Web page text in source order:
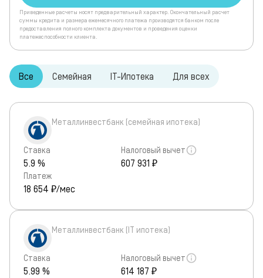
Приведенные расчеты носят предварительный характер. Окончательный расчет
суммы кредита и размера ежемесячного платежа производятся банком после
предоставления полного комплекта документов и проведения оценки
платежеспособности клиента.
Все Семейная IT-Ипотека Для всех
Металлинвестбанк (семейная ипотека)
Ставка
5.9 %
Налоговый вычет
607 931 ₽
Платеж
18 654 ₽/мес
Металлинвестбанк (IT ипотека)
Ставка
5.99 %
Налоговый вычет
614 187 ₽